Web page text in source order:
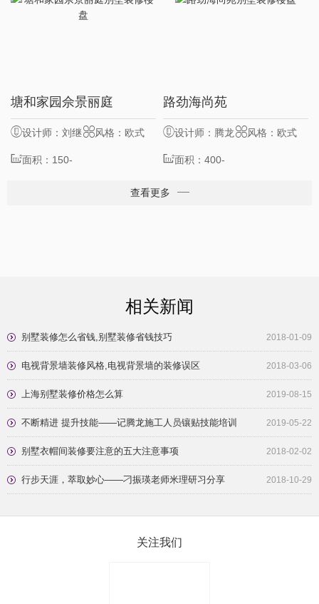
服务客户
塘和家园佘景丽庭
设计师：刘继
业
风格：欧式
面积：150-
路劲海尚苑
设计师：腾龙
设计
风格：欧式
面积：400-
500㎡
查看更多
相关新闻
别墅装修怎么省钱,别墅装修省钱技巧 2018-01-09
电视背景墙装修风格,电视背景墙的装修误区 2018-03-06
上海别墅装修价格怎么算 2019-08-15
不断精进 提升技能——记腾龙施工人员镶贴技能培训 2019-05-22
别墅衣帽间装修要注意的五大注意事项 2018-02-02
行步天涯，萃取妙心——刁振瑛老师米理研习分享 2018-10-29
关注我们